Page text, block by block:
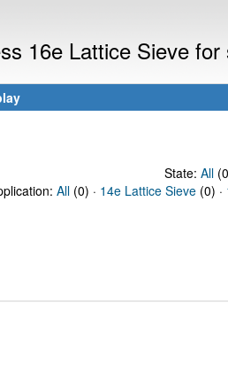
16e Lattice Sieve
State: All
All (0) · 14e Lattice Sieve (0) ·